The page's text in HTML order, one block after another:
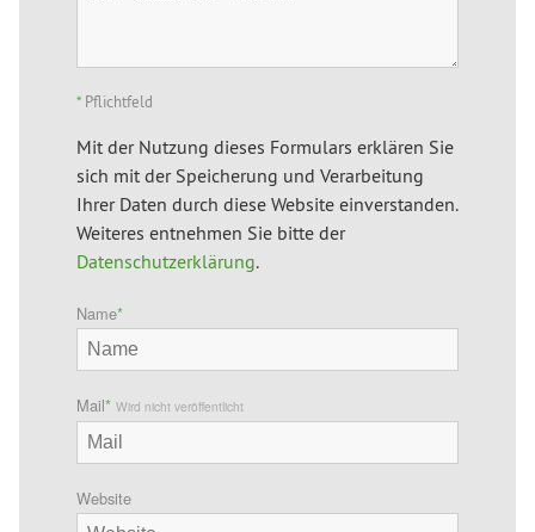
* Pflichtfeld
Mit der Nutzung dieses Formulars erklären Sie
sich mit der Speicherung und Verarbeitung
Ihrer Daten durch diese Website einverstanden.
Weiteres entnehmen Sie bitte der
Datenschutzerklärung.
Name*
Mail* Wird nicht veröffentlicht
Website